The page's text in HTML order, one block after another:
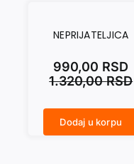
NEPRIJATELJICA
1.320,00RSD
990,00 RSD
Dodaj u korpu